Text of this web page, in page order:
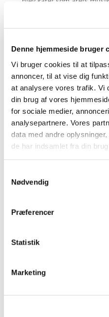
Denne hjemmeside bruger
Vi bruger cookies til at
annoncer, til at vise dig
at analysere vores trafik. Vi
din brug af vores
for sociale medier,
analysepartnere. Vores
data med andre
de har indsamlet fra din
Nødvendig
Præferencer
Statistik
Marketing
hjemlige Prix Radio-
Kaptajn – hendes syrede
Tidligere har hun bestyret
Stedsans på P1 og lavet
‘Borgerskabets diskrete
hendes lille
arkitekturpodcast for
sjov og laver desuden
andre, der gerne vil nå
Læs mere på
www.lyd.guru
Hør et par af Susannas
Sangenes Blå bog:
Drømmenes Kaptajn:
Tirsdag den 5. november
Onlinetilmelding til
Bemærk, arrangementet
Kreds 1 og det er gratis